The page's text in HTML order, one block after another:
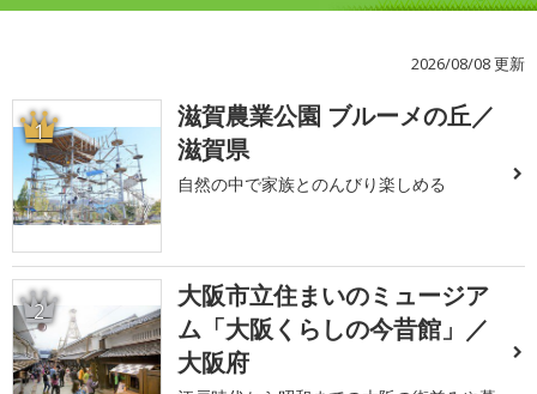
2026/08/08 更新
1
滋賀農業公園 ブルーメの丘／
滋賀県
自然の中で家族とのんびり楽しめる
2
大阪市立住まいのミュージア
ム「大阪くらしの今昔館」／
大阪府